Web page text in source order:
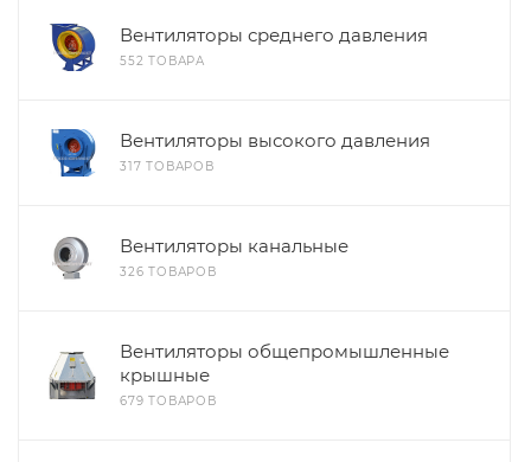
Вентиляторы среднего давления
552 ТОВАРА
Вентиляторы высокого давления
317 ТОВАРОВ
Вентиляторы канальные
326 ТОВАРОВ
Вентиляторы общепромышленные
крышные
679 ТОВАРОВ